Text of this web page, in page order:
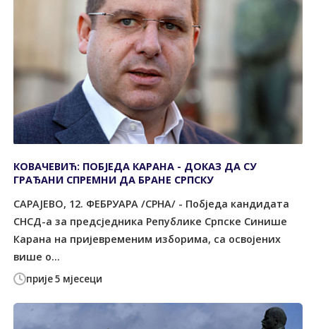
прије 5 мјесеци
КОВАЧЕВИЋ: ПОБЈЕДА КАРАНА - ДОКАЗ ДА СУ
ГРАЂАНИ СПРЕМНИ ДА БРАНЕ СРПСКУ
САРАЈЕВО, 12. ФЕБРУАРА /СРНА/ - Побједа кандидата
СНСД-а за предсједника Републике Српске Синише
Карана на пријевременим изборима, са освојених
више о...